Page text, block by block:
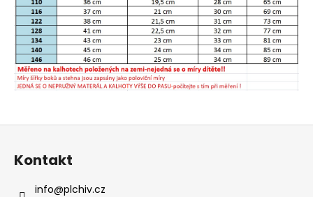
a
j
í
t
?
Z
Kontakt
info@plchiv.cz